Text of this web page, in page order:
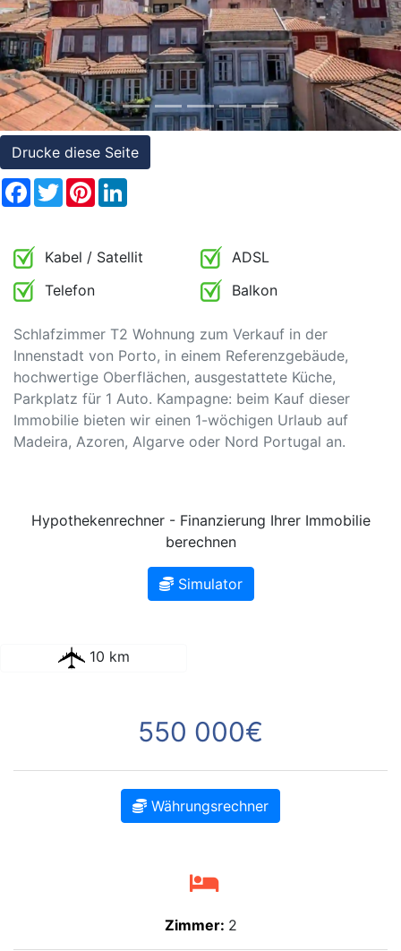
Referenzen
Immobilien
und
Steuerrecht
Drucke diese Seite
Facebook
TwitterPinterest
Kabel / Satellit
ADSL
Telefon
Balkon
Schlafzimmer T2 Wohnung zum Verkauf in der
Innenstadt von Porto, in einem Referenzgebäude,
hochwertige Oberflächen, ausgestattete Küche,
Parkplatz für 1 Auto. Kampagne: beim Kauf dieser
Immobilie bieten wir einen 1-wöchigen Urlaub auf
Madeira, Azoren, Algarve oder Nord Portugal an.
Hypothekenrechner - Finanzierung Ihrer Immobilie
berechnen
Simulator
10 km
550 000€
Währungsrechner
Zimmer: 2